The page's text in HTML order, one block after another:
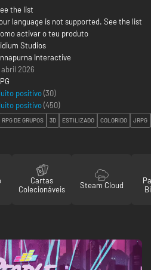
the list
language is not supported. See the list
activar o teu produto
Studios
Interactive
abril 2026
positivo(30)
positivo(450)
RPG DE GRUPOS 3D ESTILIZADO COLORIDO JRPG
Cartas
Colecionáveis
Steam Cloud